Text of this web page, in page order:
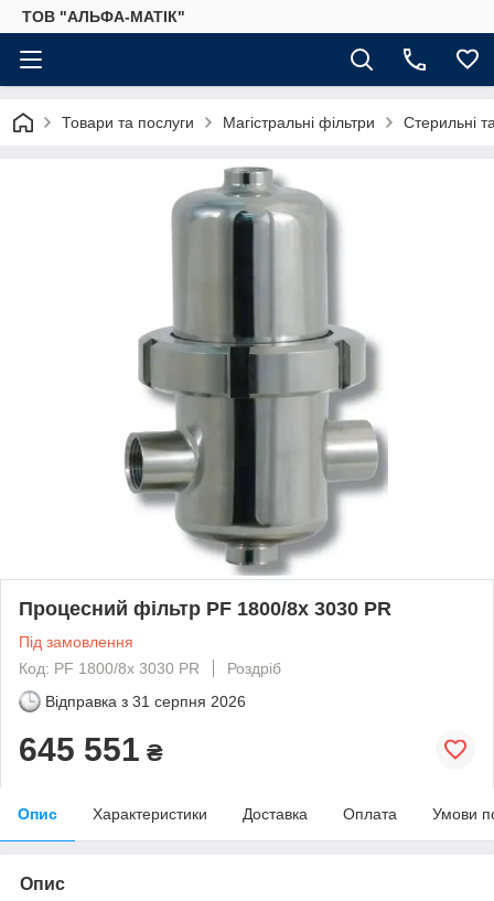
ТОВ "АЛЬФА-МАТІК"
Товари та послуги Магістральні фільтри Стерильні
Процесний фільтр PF 1800/8x 3030 PR
Під замовлення
Код: PF 1800/8x 3030 PR
Роздріб
Відправка з 31 серпня 2026
645 551 ₴
Опис Характеристики Доставка Оплата Умови
Опис